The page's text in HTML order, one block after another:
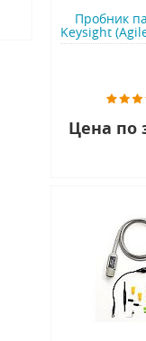
Пробник
Keysight
Цена по